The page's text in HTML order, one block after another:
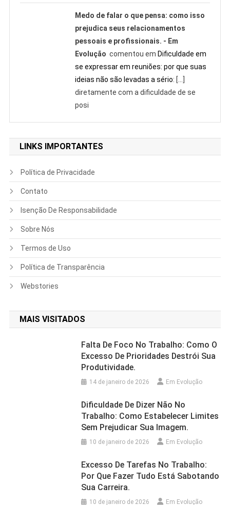
Medo de falar o que pensa: como isso
prejudica seus relacionamentos
pessoais e profissionais. - Em
Evolução comentou em Dificuldade em
se expressar em reuniões: por que suas
ideias não são levadas a sério: […]
diretamente com a dificuldade de se
posi
LINKS IMPORTANTES
Política de Privacidade
Contato
Isenção De Responsabilidade
Sobre Nós
Termos de Uso
Política de Transparência
Webstories
MAIS VISITADOS
Falta De Foco No Trabalho: Como O
Excesso De Prioridades Destrói Sua
Produtividade.
14 de janeiro de 2026 Em Evolução
Dificuldade De Dizer Não No
Trabalho: Como Estabelecer Limites
Sem Prejudicar Sua Imagem.
10 de janeiro de 2026 Em Evolução
Excesso De Tarefas No Trabalho:
Por Que Fazer Tudo Está Sabotando
Sua Carreira.
10 de janeiro de 2026 Em Evolução